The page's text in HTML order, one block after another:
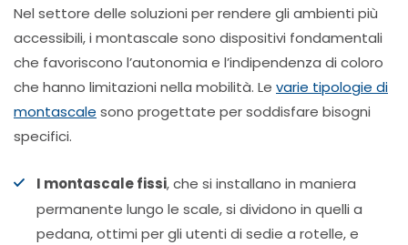
Nel settore delle soluzioni per rendere gli ambienti più
accessibili, i montascale sono dispositivi fondamentali
che favoriscono l’autonomia e l’indipendenza di coloro
che hanno limitazioni nella mobilità. Le varie tipologie di
montascale sono progettate per soddisfare bisogni
specifici.
I montascale fissi, che si installano in maniera
permanente lungo le scale, si dividono in quelli a
pedana, ottimi per gli utenti di sedie a rotelle, e